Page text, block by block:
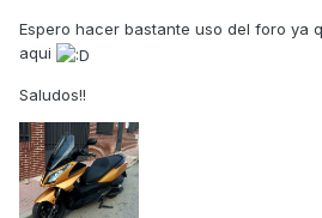
Espero hacer bastante uso del foro ya
aqui
Saludos!!